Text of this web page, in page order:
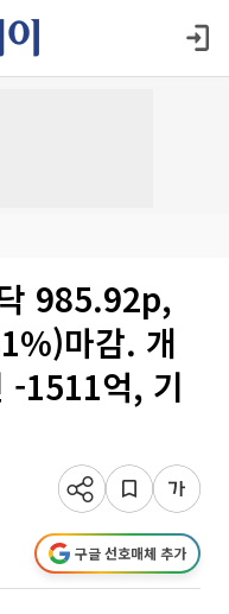
985.92p,
마감. 개
-1511억, 기
구글 선호매체 추가